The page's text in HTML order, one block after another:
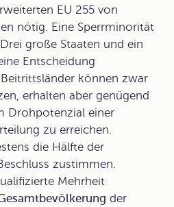
EU 255 von
nötig. Eine Sperrminorität
Drei große Staaten und ein
Entscheidung
können zwar
erhalten aber genügend
Drohpotenzial einer
zu erreichen.
die Hälfte der
zustimmen.
Mehrheit
der